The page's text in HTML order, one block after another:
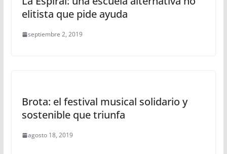
elitista que pide ayuda
septiembre 2, 2019
Brota: el festival musical solidario y
sostenible que triunfa
agosto 18, 2019